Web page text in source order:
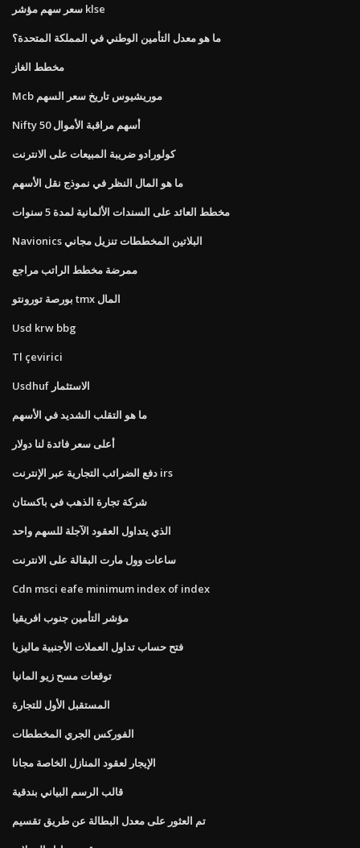
سعر سهم مؤشر klse
ما هو معدل التأمين الوطني في المملكة المتحدة؟
مخطط الغاز
Mcb موريشيوس تاريخ سعر السهم
Nifty 50 أسهم مراقبة الأموال
كولورادو ضريبة المبيعات على الانترنت
ما هو المال النظر في نموذج نقل الأسهم
مخطط العائد على السندات الألمانية لمدة 5 سنوات
Navionics البلاتين المخططات تنزيل مجاني
ممرضة مخطط الراتب مراجع
بورصة تورونتو tmx المال
Usd krw bbg
Tl çevirici
Usdhuf الاستثمار
ما هو التقلب الشديد في الأسهم
أعلى سعر فائدة لنا دولار
دفع الضرائب التجارية عبر الإنترنت irs
شركة تجارة الذهب في باكستان
الذي يتداول العقود الآجلة للسهم واحد
ساعات وول مارت البقالة على الانترنت
Cdn msci eafe minimum index of index
مؤشر التأمين جنوب افريقيا
فتح حساب تداول العملات الأجنبية ماليزيا
توقعات مسح زيو المانيا
المستقبل الأول للتجارة
الفوركس الجري المخططات
الإيجار لعقود المنازل الخاصة مجانا
قالب الرسم البياني بندقية
تم العثور على معدل البطالة عن طريق تقسيم